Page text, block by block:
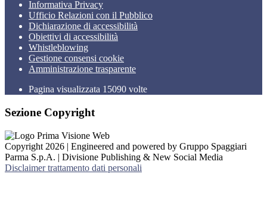
Informativa Privacy
Ufficio Relazioni con il Pubblico
Dichiarazione di accessibilità
Obiettivi di accessibilità
Whistleblowing
Gestione consensi cookie
Amministrazione trasparente
Pagina visualizzata 15090 volte
Sezione Copyright
Copyright 2026 | Engineered and powered by Gruppo Spaggiari
Parma S.p.A. | Divisione Publishing & New Social Media
Disclaimer trattamento dati personali